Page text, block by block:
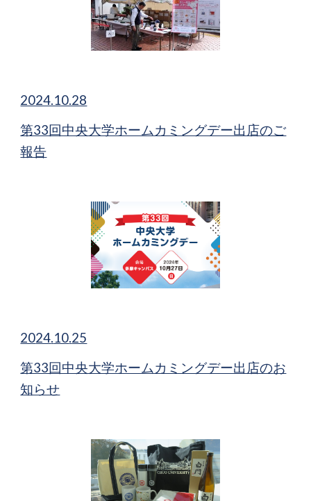
2024.10.28
第33回中央大学ホームカミングデー出店のご
報告
2024.10.25
第33回中央大学ホームカミングデー出店のお
知らせ